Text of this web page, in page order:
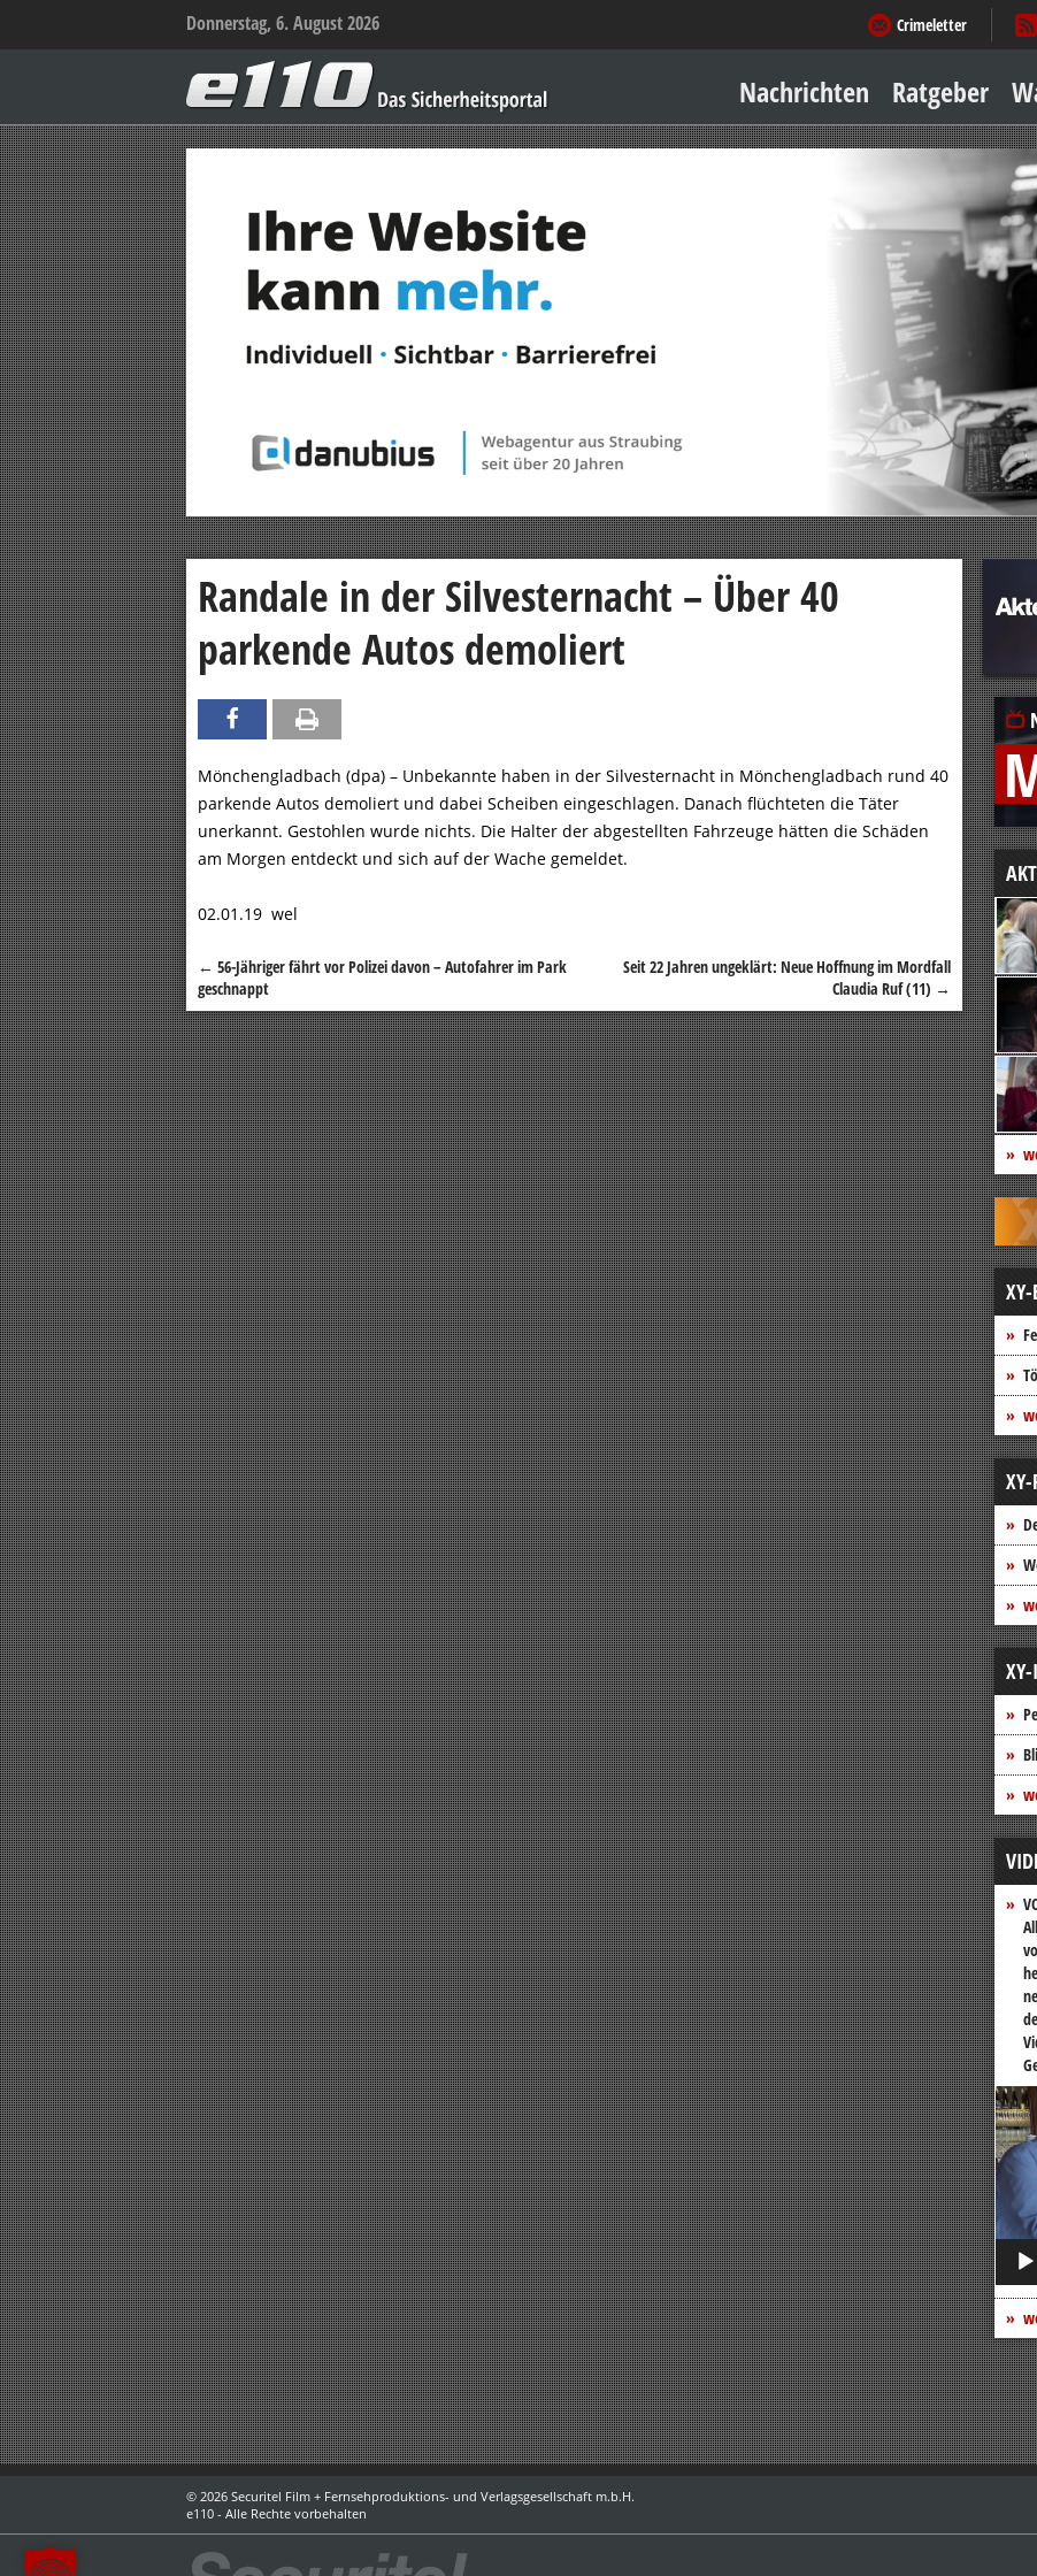
Donnerstag, 6. August 2026 Crimeletter
–
Das
Sicherheitsportal
Nachrichten Ratgeber
Sicher zu Hause
Geld & Einkauf
Amore & mehr
Mobiles Leben
Arbeitsleben
Randale in der Silvesternacht – Über 40
parkende Autos demoliert
Mönchengladbach (dpa) – Unbekannte haben in der Silvesternacht in Mönchengladbach rund 40
parkende Autos demoliert und dabei Scheiben eingeschlagen. Danach flüchteten die Täter
unerkannt. Gestohlen wurde nichts. Die Halter der abgestellten Fahrzeuge hätten die Schäden
am Morgen entdeckt und sich auf der Wache gemeldet.
02.01.19 wel
Beitragsnavigation
← 56-Jähriger fährt vor Polizei davon – Autofahrer im Park
geschnappt
Seit 22 Jahren ungeklärt: Neue Hoffnung im Mordfall
Claudia Ruf (11) →
XY-
XY-
Player
© 2026 Securitel Film + Fernsehproduktions- und Verlagsgesellschaft m.b.H.
e110 - Alle Rechte vorbehalten